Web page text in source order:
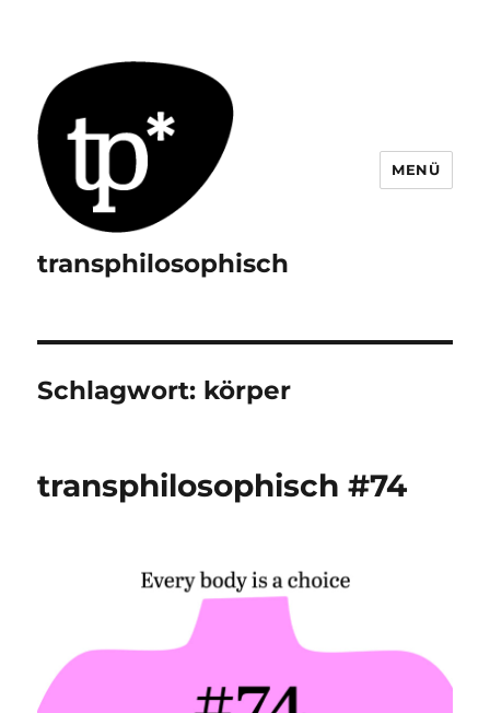
transphilosophisch
MENÜ
Schlagwort: körper
transphilosophisch #74